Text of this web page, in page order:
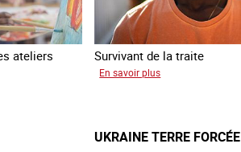
ateliers
Survivant de la traite
En savoir plus
UKRAINE TERRE FORCÉE